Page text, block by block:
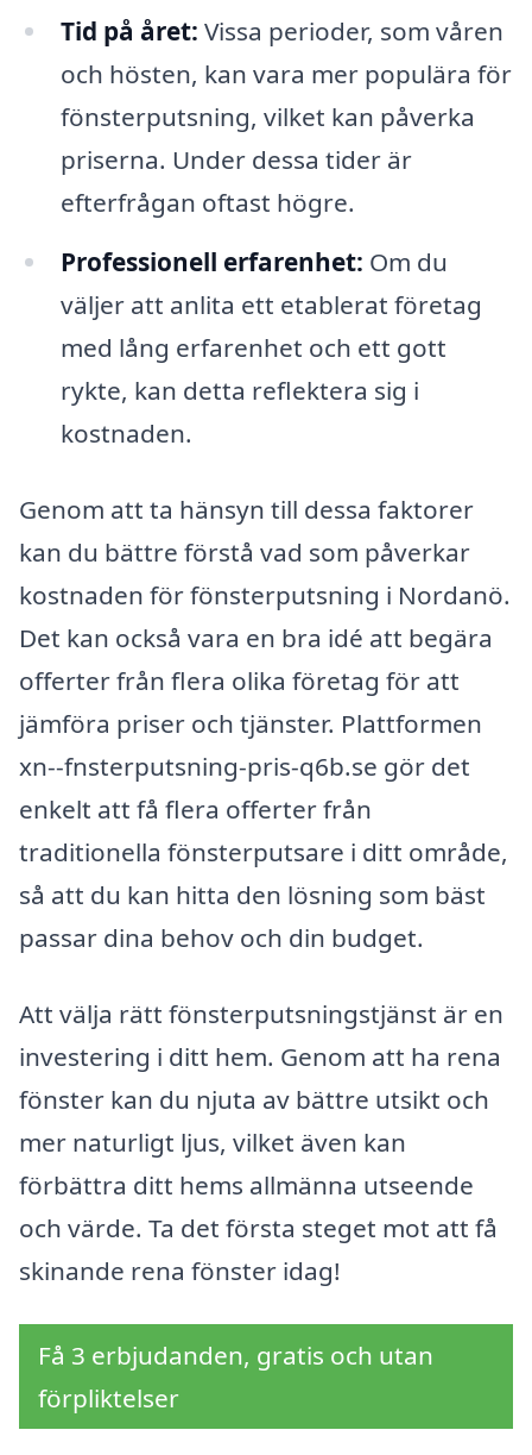
Tid på året: Vissa perioder, som våren
och hösten, kan vara mer populära för
fönsterputsning, vilket kan påverka
priserna. Under dessa tider är
efterfrågan oftast högre.
Professionell erfarenhet: Om du
väljer att anlita ett etablerat företag
med lång erfarenhet och ett gott
rykte, kan detta reflektera sig i
kostnaden.
Genom att ta hänsyn till dessa faktorer
kan du bättre förstå vad som påverkar
kostnaden för fönsterputsning i Nordanö.
Det kan också vara en bra idé att begära
offerter från flera olika företag för att
jämföra priser och tjänster. Plattformen
xn--fnsterputsning-pris-q6b.se gör det
enkelt att få flera offerter från
traditionella fönsterputsare i ditt område,
så att du kan hitta den lösning som bäst
passar dina behov och din budget.
Att välja rätt fönsterputsningstjänst är en
investering i ditt hem. Genom att ha rena
fönster kan du njuta av bättre utsikt och
mer naturligt ljus, vilket även kan
förbättra ditt hems allmänna utseende
och värde. Ta det första steget mot att få
skinande rena fönster idag!
Få 3 erbjudanden, gratis och utan
förpliktelser